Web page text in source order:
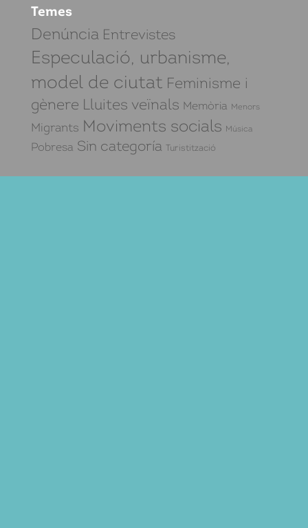
Temes
Denúncia Entrevistes
Especulació, urbanisme,
model de ciutat Feminisme i
gènere Lluites veïnals Memòria Menors
Migrants Moviments socials Música
Pobresa Sin categoría Turistització